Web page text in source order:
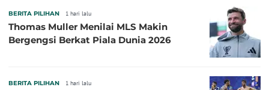
BERITA PILIHAN 1 hari lalu
Thomas Muller Menilai MLS Makin
Bergengsi Berkat Piala Dunia 2026
BERITA PILIHAN 1 hari lalu